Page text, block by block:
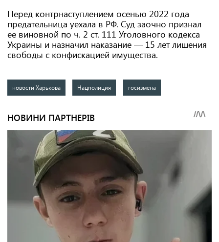
Перед контрнаступлением осенью 2022 года
предательница уехала в РФ. Суд заочно признал
ее виновной по ч. 2 ст. 111 Уголовного кодекса
Украины и назначил наказание — 15 лет лишения
свободы с конфискацией имущества.
новости Харькова Нацполиция госизмена